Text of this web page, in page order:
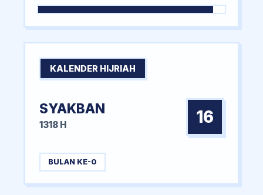
KALENDER HIJRIAH
SYAKBAN
1318 H 16
BULAN KE-0